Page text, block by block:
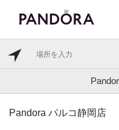
Pandora パルコ静岡店